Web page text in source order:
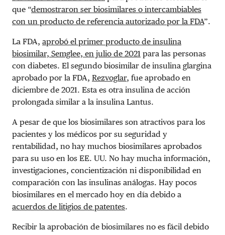
que “demostraron ser biosimilares o intercambiables
con un producto de referencia autorizado por la FDA”.
La FDA, aprobó el primer producto de insulina
biosimilar, Semglee, en julio de 2021 para las personas
con diabetes. El segundo biosimilar de insulina glargina
aprobado por la FDA, Rezvoglar, fue aprobado en
diciembre de 2021. Esta es otra insulina de acción
prolongada similar a la insulina Lantus.
A pesar de que los biosimilares son atractivos para los
pacientes y los médicos por su seguridad y
rentabilidad, no hay muchos biosimilares aprobados
para su uso en los EE. UU. No hay mucha información,
investigaciones, concientización ni disponibilidad en
comparación con las insulinas análogas. Hay pocos
biosimilares en el mercado hoy en día debido a
acuerdos de litigios de patentes.
Recibir la aprobación de biosimilares no es fácil debido